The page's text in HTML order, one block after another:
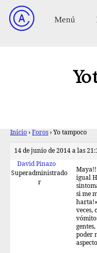
Yo
Inicio › Foros › Yo tampoco
14 de junio de 2014 a las
David Pinazo
Superadministrado
r
Maya!!
igual
si me
veces,
poder